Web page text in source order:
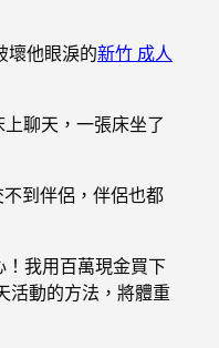
壞他眼淚的新竹 成人
聊天，一張床坐了
到伴侶，伴侶也都
！我用百萬現金買下
活動的方法，將體重